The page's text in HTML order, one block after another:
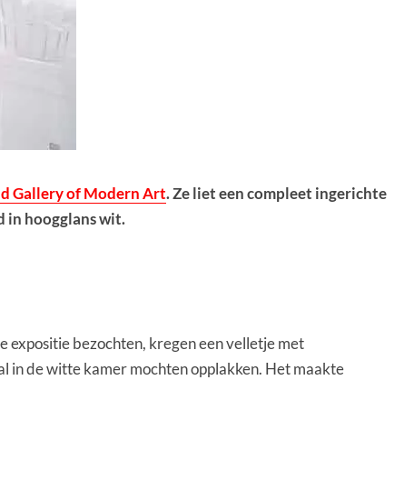
Gallery of Modern Art. Ze liet een compleet ingerichte
in hoogglans wit.
expositie bezochten, kregen een velletje met
in de witte kamer mochten opplakken. Het maakte